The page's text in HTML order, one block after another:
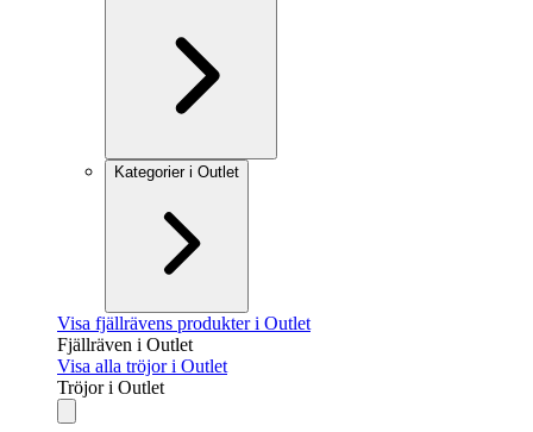
Kategorier i Outlet
Visa fjällrävens produkter i Outlet
Fjällräven i Outlet
Visa alla tröjor i Outlet
Tröjor i Outlet